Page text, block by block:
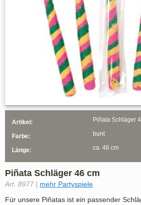
Piñata Schläger 46 cm
Art. 8977 | mehr Partyspiele
Für unsere Piñatas ist ein passender
Artikel: Piñata Schläger
Farbe: bunt
Länge: ca. 46 cm